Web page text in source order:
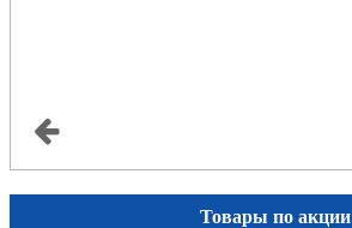
Товары по акции